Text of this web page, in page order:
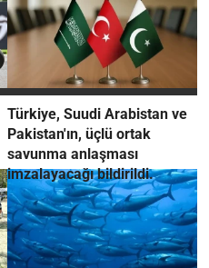
Türkiye, Suudi Arabistan ve
Pakistan'ın, üçlü ortak
savunma anlaşması
imzalayacağı bildirildi.